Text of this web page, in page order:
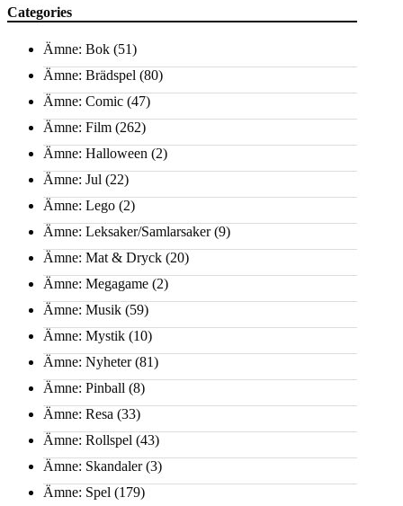
Categories
Ämne: Bok (51)
Ämne: Brädspel (80)
Ämne: Comic (47)
Ämne: Film (262)
Ämne: Halloween (2)
Ämne: Jul (22)
Ämne: Lego (2)
Ämne: Leksaker/Samlarsaker(9)
Ämne: Mat & Dryck (20)
Ämne: Megagame (2)
Ämne: Musik (59)
Ämne: Mystik (10)
Ämne: Nyheter(81)
Ämne: Pinball (8)
Ämne: Resa (33)
Ämne: Rollspel (43)
Ämne: Skandaler(3)
Ämne: Spel (179)